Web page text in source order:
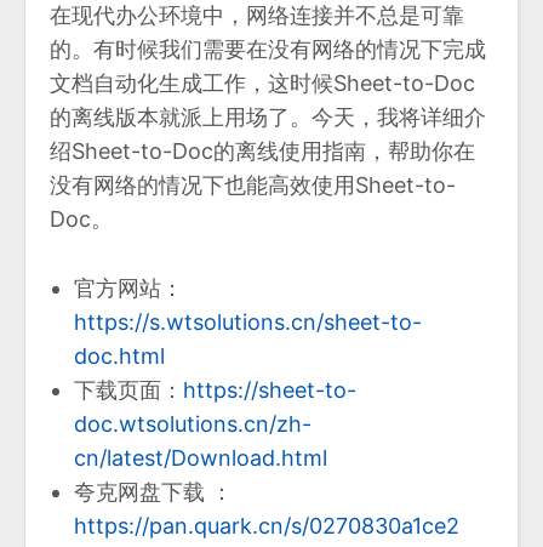
在现代办公环境中，网络连接并不总是可靠
的。有时候我们需要在没有网络的情况下完成
文档自动化生成工作，这时候Sheet-to-Doc
的离线版本就派上用场了。今天，我将详细介
绍Sheet-to-Doc的离线使用指南，帮助你在
没有网络的情况下也能高效使用Sheet-to-
Doc。
官方网站：
https://s.wtsolutions.cn/sheet-to-
doc.html
下载页面： https://sheet-to-
doc.wtsolutions.cn/zh-
cn/latest/Download.html
夸克网盘下载 ：
https://pan.quark.cn/s/0270830a1ce2